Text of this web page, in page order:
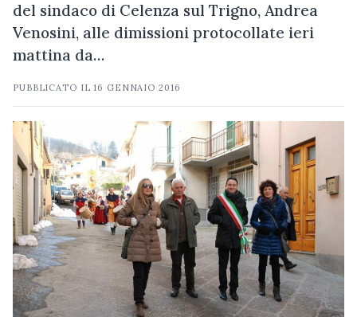
del sindaco di Celenza sul Trigno, Andrea
Venosini, alle dimissioni protocollate ieri
mattina da…
PUBBLICATO IL16 GENNAIO 2016